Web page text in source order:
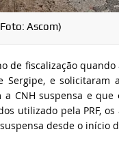
Ascom)
de fiscalização
Sergipe, e solicitaram
CNH suspensa e
utilizado pela PRF,
desde o início